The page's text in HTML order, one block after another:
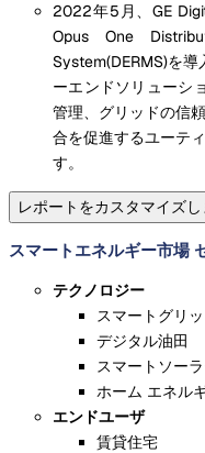
2022年5月、GE
Opus One
System(DERMS)を
ーエンドソリューシ
管理、グリッドの信
合を促進するユーテ
す。
レポートをカスタマイズ
スマートエネルギー市場
テクノロジー
スマートグリ
デジタル油田
スマートソー
ホーム エネル
エンドユーザ
賃貸住宅